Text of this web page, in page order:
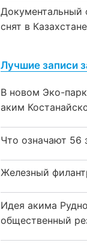
Документальный
снят в Казахстане
Лучшие записи
В новом Эко-
аким
Что означают 56
Железный
Идея акима
общественный